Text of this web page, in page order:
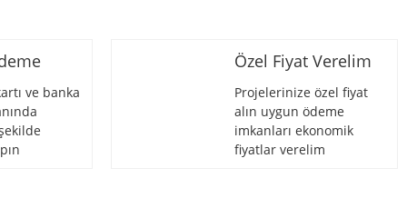
ve banka
Özel Fiyat Verelim
Projelerinize özel fiyat
alın uygun ödeme
imkanları ekonomik
fiyatlar verelim